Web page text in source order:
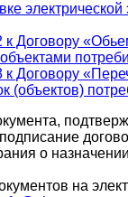
электрической
Договору
Договору
(объектов)
о
на